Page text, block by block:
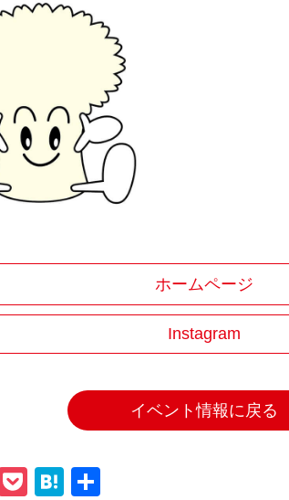
ホームページ
Instagram
イベント情報に戻る
LinePocketHatena